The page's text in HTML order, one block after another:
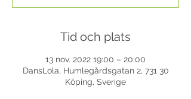
Tid och plats
13 nov. 2022 19:00 – 20:00
DansLola, Humlegårdsgatan 2, 731 30
Köping, Sverige